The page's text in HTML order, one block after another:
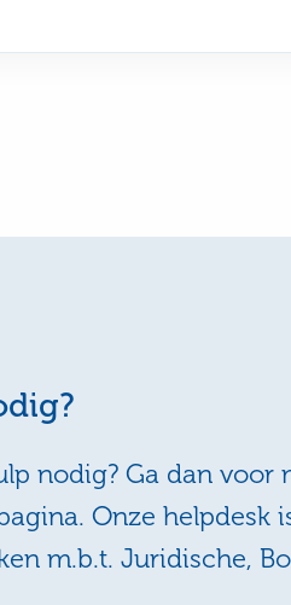
nodig? Ga dan voor
Onze helpdesk
m.b.t. Juridische,